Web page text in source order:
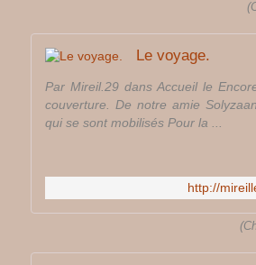
Le voyage.
Par Mireil.29 dans Accueil le
couverture. De notre amie
qui se sont mobilisés Pour la ...
http://